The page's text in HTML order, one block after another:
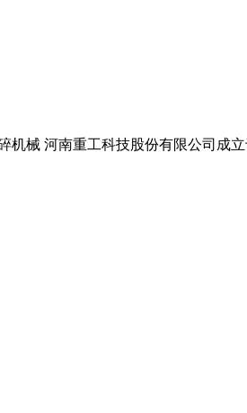
机械 河南重工科技股份有限公司